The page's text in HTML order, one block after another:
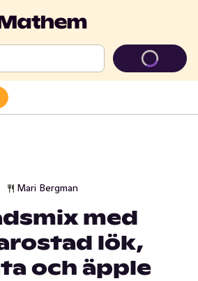
Mari Bergman
med
lök,
och äpple